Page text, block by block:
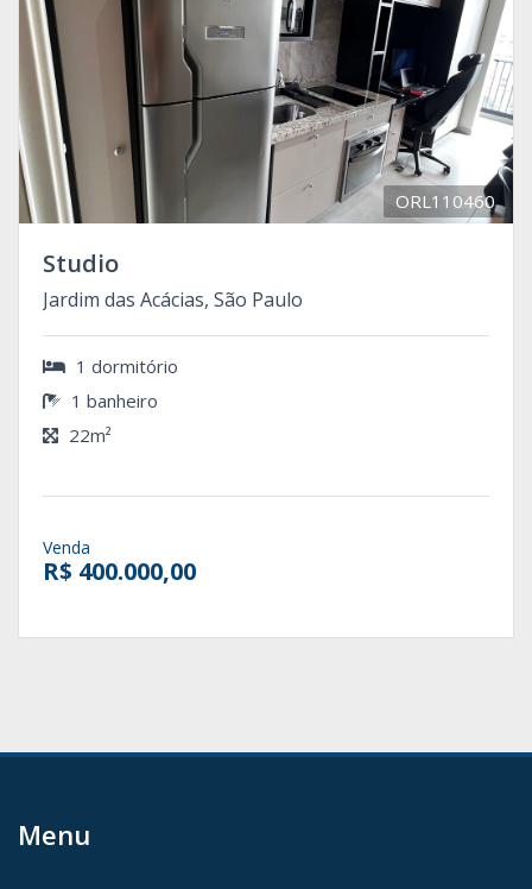
ORL110460
Studio
Jardim das Acácias, São Paulo
1 dormitório
1 banheiro
22m²
Venda
R$ 400.000,00
Menu